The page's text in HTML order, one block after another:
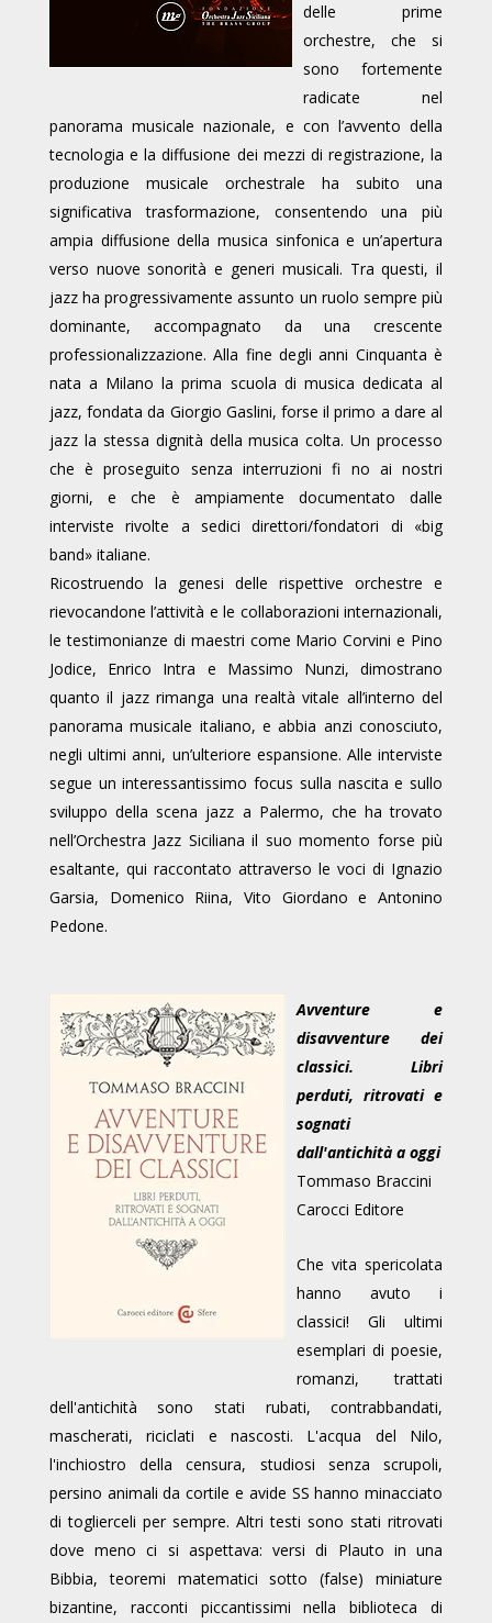
delle prime
orchestre, che si
sono fortemente
radicate nel
panorama musicale nazionale, e con l’avvento della
tecnologia e la diffusione dei mezzi di registrazione, la
produzione musicale orchestrale ha subito una
significativa trasformazione, consentendo una più
ampia diffusione della musica sinfonica e un’apertura
verso nuove sonorità e generi musicali. Tra questi, il
jazz ha progressivamente assunto un ruolo sempre più
dominante, accompagnato da una crescente
professionalizzazione. Alla fine degli anni Cinquanta è
nata a Milano la prima scuola di musica dedicata al
jazz, fondata da Giorgio Gaslini, forse il primo a dare al
jazz la stessa dignità della musica colta. Un processo
che è proseguito senza interruzioni fi no ai nostri
giorni, e che è ampiamente documentato dalle
interviste rivolte a sedici direttori/fondatori di «big
band» italiane.
Ricostruendo la genesi delle rispettive orchestre e
rievocandone l’attività e le collaborazioni internazionali,
le testimonianze di maestri come Mario Corvini e Pino
Jodice, Enrico Intra e Massimo Nunzi, dimostrano
quanto il jazz rimanga una realtà vitale all’interno del
panorama musicale italiano, e abbia anzi conosciuto,
negli ultimi anni, un’ulteriore espansione. Alle interviste
segue un interessantissimo focus sulla nascita e sullo
sviluppo della scena jazz a Palermo, che ha trovato
nell’Orchestra Jazz Siciliana il suo momento forse più
esaltante, qui raccontato attraverso le voci di Ignazio
Garsia, Domenico Riina, Vito Giordano e Antonino
Pedone.
Avventure e
disavventure dei
classici. Libri
perduti, ritrovati e
sognati
dall'antichità a oggi
Tommaso Braccini
Carocci Editore
Che vita spericolata
hanno avuto i
classici! Gli ultimi
esemplari di poesie,
romanzi, trattati
dell'antichità sono stati rubati, contrabbandati,
mascherati, riciclati e nascosti. L'acqua del Nilo,
l'inchiostro della censura, studiosi senza scrupoli,
persino animali da cortile e avide SS hanno minacciato
di toglierceli per sempre. Altri testi sono stati ritrovati
dove meno ci si aspettava: versi di Plauto in una
Bibbia, teoremi matematici sotto (false) miniature
bizantine, racconti piccantissimi nella biblioteca di